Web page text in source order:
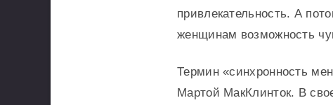
привлекательность. А
женщинам возможность
Термин «синхронность
Мартой МакКлинток. В